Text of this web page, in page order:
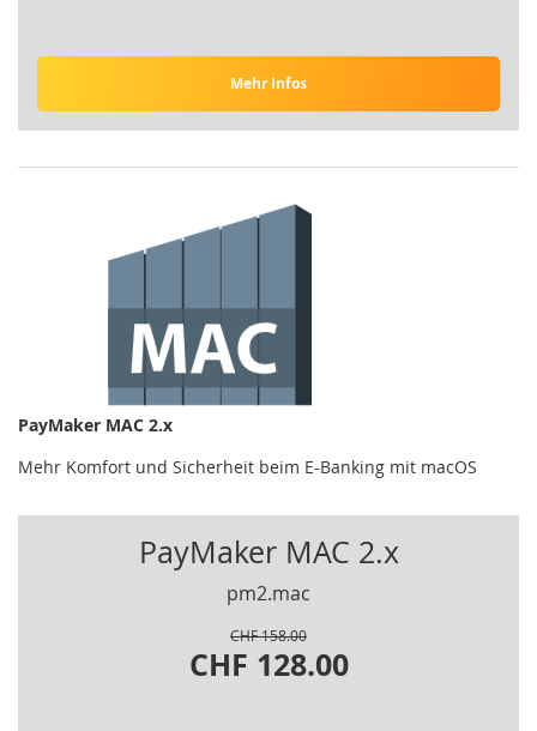
Mehr Infos
PayMaker MAC 2.x
Mehr Komfort und Sicherheit beim E-Banking mit macOS
PayMaker MAC 2.x
pm2.mac
CHF 158.00
CHF 128.00